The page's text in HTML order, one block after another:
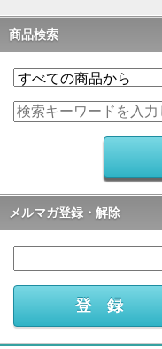
商品検索
メルマガ登録・解除